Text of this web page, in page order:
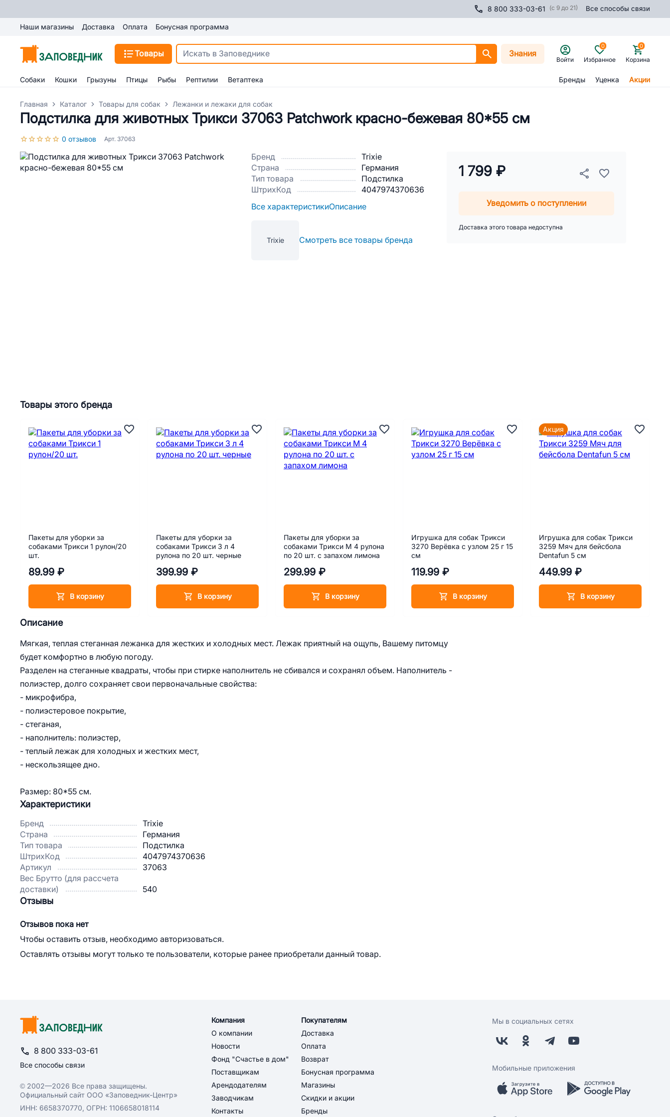
8 800 333-03-61 (с 9 до 21) Все способы связи
Наши магазины Доставка Оплата Бонусная программа
Товары Знания
Войти Избранное
0
Корзина
0
Собаки Кошки Грызуны Птицы Рыбы Рептилии Ветаптека Бренды Уценка Акции
Главная Каталог Товары для собак Лежанки и лежаки для собак
Подстилка для животных Трикси 37063 Patchwork красно-бежевая 80*55 см
0 отзывов Арт. 37063
Бренд
Trixie
Страна
Германия
Тип товара
Подстилка
ШтрихКод
4047974370636
Все характеристикиОписание
Trixie Смотреть все товары бренда
1 799 ₽
Уведомить о поступлении
Доставка этого товара недоступна
Описание
Мягкая, теплая стеганная лежанка для жестких и холодных мест. Лежак приятный на ощупь, Вашему питомцу
будет комфортно в любую погоду.
Разделен на стеганные квадраты, чтобы при стирке наполнитель не сбивался и сохранял объем. Наполнитель -
полиэстер, долго сохраняет свои первоначальные свойства:
- микрофибра,
- полиэстеровое покрытие,
- стеганая,
- наполнитель: полиэстер,
- теплый лежак для холодных и жестких мест,
- нескользящее дно.
Размер: 80*55 см.
Товары этого бренда
Пакеты для уборки за
собаками Трикси 1 рулон/20
шт.
89.99 ₽
В корзину
Пакеты для уборки за
собаками Трикси 3 л 4
рулона по 20 шт. черные
399.99 ₽
В корзину
Пакеты для уборки за
собаками Трикси M 4 рулона
по 20 шт. с запахом лимона
299.99 ₽
В корзину
Игрушка для собак Трикси
3270 Верёвка с узлом 25 г 15
см
119.99 ₽
В корзину
Игрушка для собак Трикси
3259 Мяч для бейсбола
Dentafun 5 см
449.99 ₽
В корзину
Акция
Характеристики
Бренд
Trixie
Страна
Германия
Тип товара
Подстилка
ШтрихКод
4047974370636
Артикул
37063
Вес Брутто (для рассчета
доставки)
540
Отзывы
Отзывов пока нет
Чтобы оставить отзыв, необходимо авторизоваться.
Оставлять отзывы могут только те пользователи, которые ранее приобретали данный товар.
8 800 333-03-61
Все способы связи
© 2002—2026 Все права защищены.
Официальный сайт ООО «Заповедник-Центр»
ИНН: 6658370770, ОГРН: 1106658018114
Компания
О компании
Новости
Фонд "Счастье в дом"
Поставщикам
Арендодателям
Заводчикам
Контакты
Покупателям
Доставка
Оплата
Возврат
Бонусная программа
Магазины
Скидки и акции
Бренды
Мы в социальных сетях
Мобильные приложения